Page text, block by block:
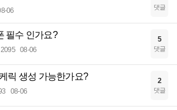
06 댓글
필수 인가요?
08-06
5
댓글
릭 생성 가능한가요?
08-06
2
댓글